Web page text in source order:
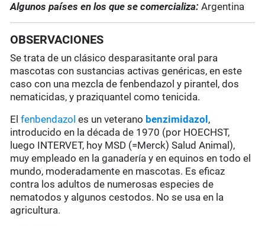
Algunos países en los que se comercializa:Argentina
OBSERVACIONES
Se trata de un clásico desparasitante oral para
mascotas con sustancias activas genéricas, en este
caso con una mezcla de fenbendazol y pirantel, dos
nematicidas, y praziquantel como tenicida.
Elfenbendazol es un veterano benzimidazol ,
introducido en la década de 1970 (por HOECHST,
luego INTERVET, hoy MSD (=Merck) Salud Animal),
muy empleado en la ganadería y en equinos en todo el
mundo, moderadamente en mascotas. Es eficaz
contra los adultos de numerosas especies de
nematodos y algunos cestodos. No se usa en la
agricultura.